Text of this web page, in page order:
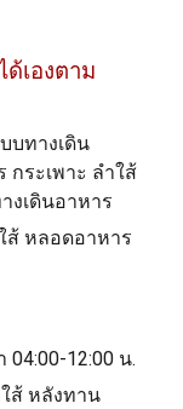
เองตาม
บทางเดิน
กระเพาะ ลำใส้
งเดินอาหาร
ส้ หลอดอาหาร
04:00-12:00 น.
ส้ หลังทาน